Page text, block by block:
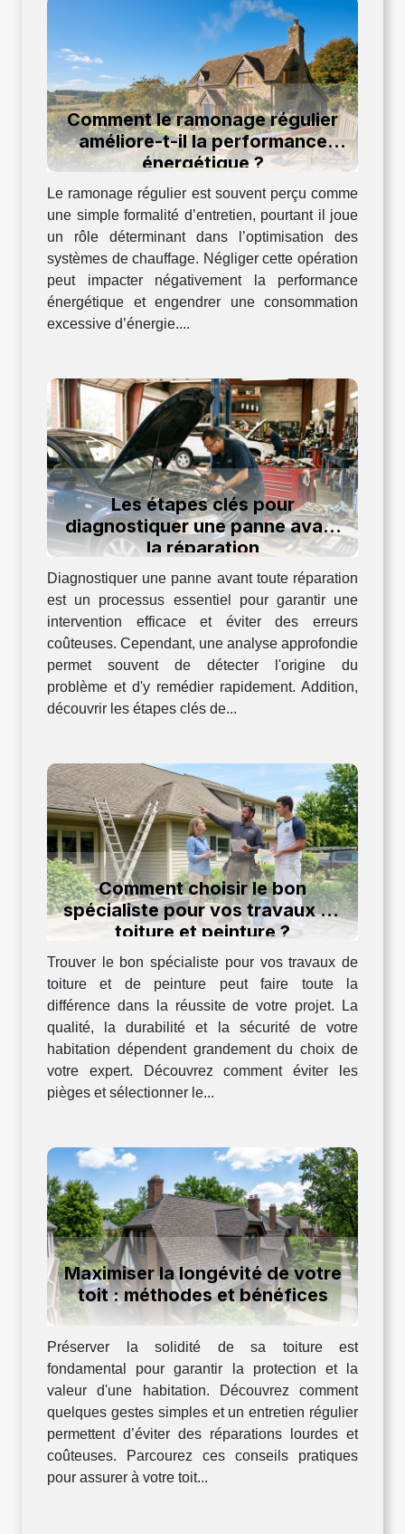
Comment le ramonage régulier
améliore-t-il la performance
énergétique ?
Le ramonage régulier est souvent perçu comme
une simple formalité d’entretien, pourtant il joue
un rôle déterminant dans l’optimisation des
systèmes de chauffage. Négliger cette opération
peut impacter négativement la performance
énergétique et engendrer une consommation
excessive d’énergie....
Les étapes clés pour
diagnostiquer une panne avant
la réparation
Diagnostiquer une panne avant toute réparation
est un processus essentiel pour garantir une
intervention efficace et éviter des erreurs
coûteuses. Cependant, une analyse approfondie
permet souvent de détecter l'origine du
problème et d'y remédier rapidement. Addition,
découvrir les étapes clés de...
Comment choisir le bon
spécialiste pour vos travaux de
toiture et peinture ?
Trouver le bon spécialiste pour vos travaux de
toiture et de peinture peut faire toute la
différence dans la réussite de votre projet. La
qualité, la durabilité et la sécurité de votre
habitation dépendent grandement du choix de
votre expert. Découvrez comment éviter les
pièges et sélectionner le...
Maximiser la longévité de votre
toit : méthodes et bénéfices
Préserver la solidité de sa toiture est
fondamental pour garantir la protection et la
valeur d'une habitation. Découvrez comment
quelques gestes simples et un entretien régulier
permettent d’éviter des réparations lourdes et
coûteuses. Parcourez ces conseils pratiques
pour assurer à votre toit...